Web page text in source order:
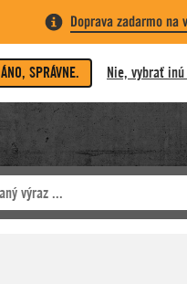
Doprava zadarmo na
ÁNO, SPRÁVNE. Nie, vybrať